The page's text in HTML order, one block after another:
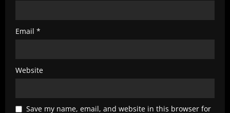
Email *
Website
Save my name, email, and website in this browser for